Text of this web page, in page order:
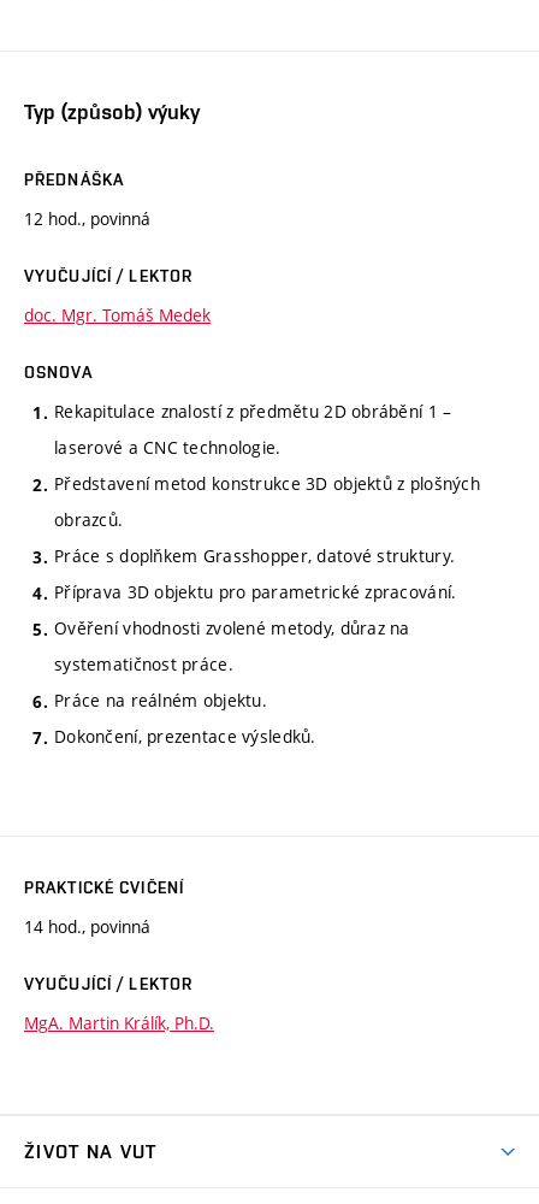
Typ (způsob) výuky
PŘEDNÁŠKA
12 hod., povinná
VYUČUJÍCÍ / LEKTOR
doc. Mgr. Tomáš Medek
OSNOVA
Rekapitulace znalostí z předmětu 2D obrábění 1 –
laserové a CNC technologie.
Představení metod konstrukce 3D objektů z plošných
obrazců.
Práce s doplňkem Grasshopper, datové struktury.
Příprava 3D objektu pro parametrické zpracování.
Ověření vhodnosti zvolené metody, důraz na
systematičnost práce.
Práce na reálném objektu.
Dokončení, prezentace výsledků.
PRAKTICKÉ CVIČENÍ
14 hod., povinná
VYUČUJÍCÍ / LEKTOR
MgA. Martin Králík, Ph.D.
ŽIVOT NA VUT